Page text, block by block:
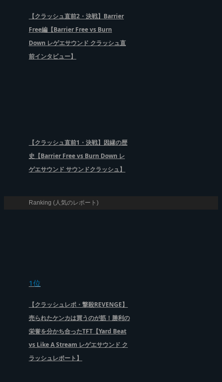
【クラッシュ直前2・決戦】Barrier
Free編【Barrier Free vs Burn
Down レゲエサウンド クラッシュ直
前インタビュー】
【クラッシュ直前1・決戦】因縁の歴
史【Barrier Free vs Burn Down レ
ゲエサウンド サウンドクラッシュ】
Ranking (人気のレポート)
1位
【クラッシュレポ・撃殺REVENGE】
売られたケンカは買うのが筋！勝利の
栄誉を分かち合ったTFT【Yard Beat
vs Like A Stream レゲエサウンド ク
ラッシュレポート】